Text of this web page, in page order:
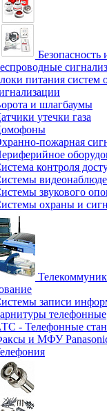
Безопасность
питания систем
и шлагбаумы
утечки газа
пожарная
контроля
звукового
охраны и
записи
телефонные
- Телефонные
и МФУ